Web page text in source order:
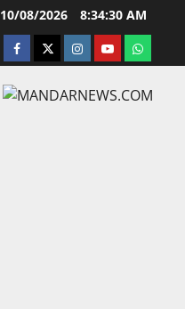
10/08/2026 8:34:31 AM
facebooktwitterinstagram.com
youtubewhatsapp